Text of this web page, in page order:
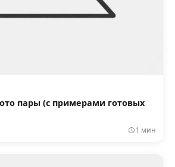
пары (с примерами готовых
1 мин